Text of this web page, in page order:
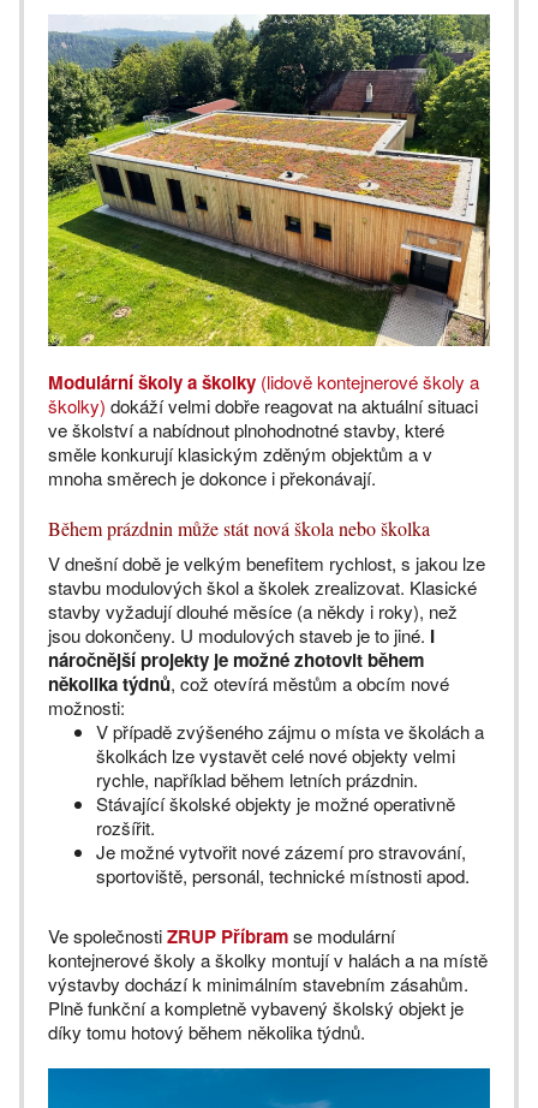
Modulární školy a školky (lidově kontejnerové školy a
školky) dokáží velmi dobře reagovat na aktuální situaci
ve školství a nabídnout plnohodnotné stavby, které
směle konkurují klasickým zděným objektům a v
mnoha směrech je dokonce i překonávají.
Během prázdnin může stát nová škola nebo školka
V dnešní době je velkým benefitem rychlost, s jakou lze
stavbu modulových škol a školek zrealizovat. Klasické
stavby vyžadují dlouhé měsíce (a někdy i roky), než
jsou dokončeny. U modulových staveb je to jiné. I
náročnější projekty je možné zhotovit během
několika týdnů, což otevírá městům a obcím nové
možnosti:
V případě zvýšeného zájmu o místa ve školách a
školkách lze vystavět celé nové objekty velmi
rychle, například během letních prázdnin.
Stávající školské objekty je možné operativně
rozšířit.
Je možné vytvořit nové zázemí pro stravování,
sportoviště, personál, technické místnosti apod.
Ve společnostiZRUP Příbramse modulární
kontejnerové školy a školky montují v halách a na místě
výstavby dochází k minimálním stavebním zásahům.
Plně funkční a kompletně vybavený školský objekt je
díky tomu hotový během několika týdnů.